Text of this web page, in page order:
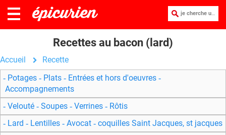
je cherche une recette :
Recettes au bacon (lard)
Accueil
Recette
Potages
Plats
Entrées et hors d'oeuvres
Accompagnements
Velouté
Soupes Verrines
Rôtis
Lard
Lentilles Avocat
coquilles Saint Jacques, st jacques